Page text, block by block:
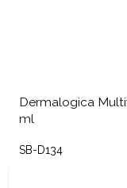
Dermalogica
ml
SB-D134